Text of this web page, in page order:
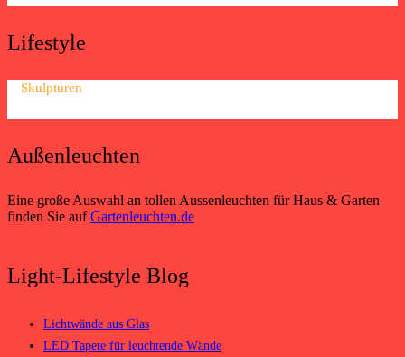
Lifestyle
Skulpturen
Außenleuchten
Eine große Auswahl an tollen Aussenleuchten für Haus & Garten
finden Sie aufGartenleuchten.de
Light-Lifestyle Blog
Lichtwände aus Glas
LED Tapete für leuchtende Wände